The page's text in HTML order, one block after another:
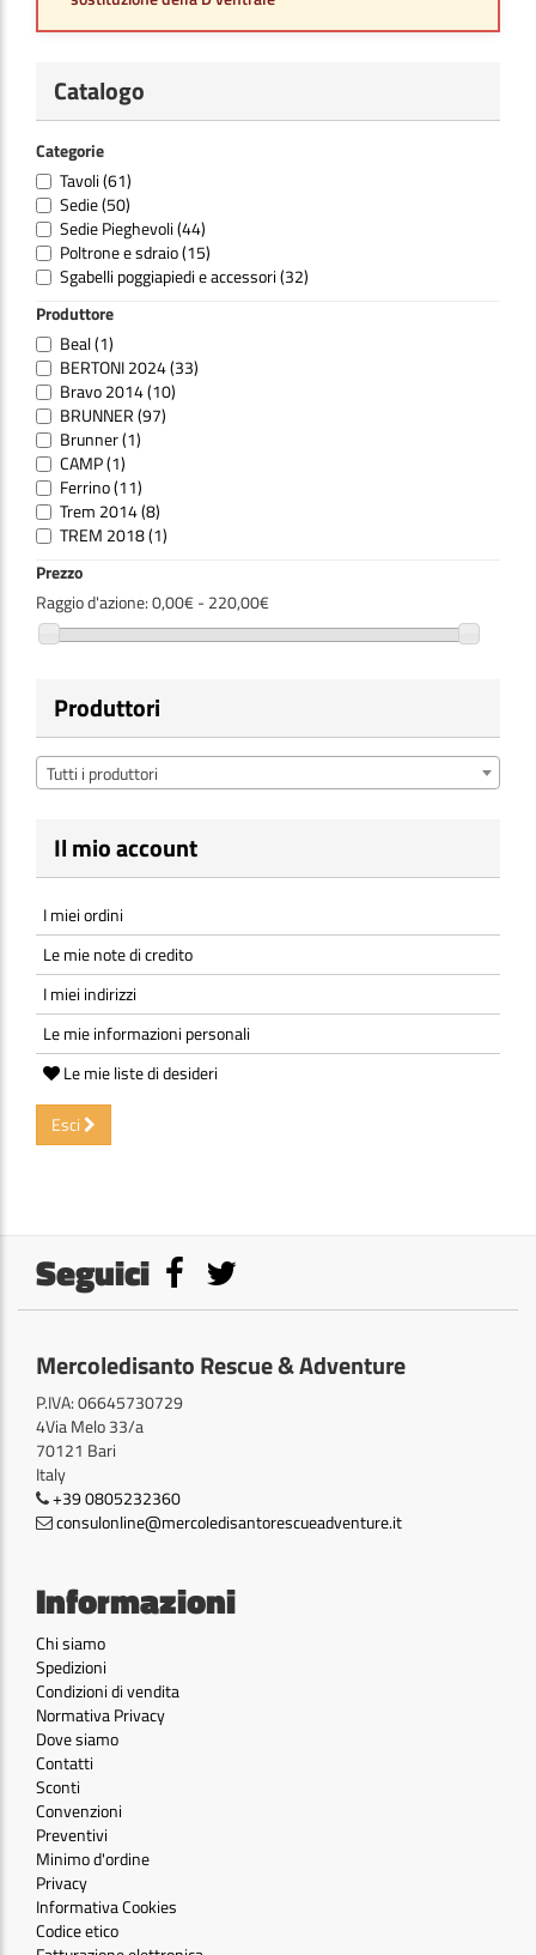
Catalogo
Categorie
Tavoli(61)
Sedie(50)
Sedie Pieghevoli(44)
Poltrone e sdraio(15)
Sgabelli poggiapiedi e accessori(32)
Produttore
Beal(1)
BERTONI 2024(33)
Bravo 2014(10)
BRUNNER(97)
Brunner(1)
CAMP(1)
Ferrino(11)
Trem 2014(8)
TREM 2018(1)
Prezzo
Raggio d'azione:0,00€ - 220,00€
Produttori
Tutti i produttori
Il mio account
I miei ordini
Le mie note di credito
I miei indirizzi
Le mie informazioni personali
Le mie liste di desideri
Esci
Seguici
Mercoledisanto Rescue & Adventure
P.IVA: 06645730729
4Via Melo 33/a
70121 Bari
Italy
+39 0805232360
consulonline@mercoledisantorescueadventure.it
Informazioni
Chi siamo
Spedizioni
Condizioni di vendita
Normativa Privacy
Dove siamo
Contatti
Sconti
Convenzioni
Preventivi
Minimo d'ordine
Privacy
Informativa Cookies
Codice etico